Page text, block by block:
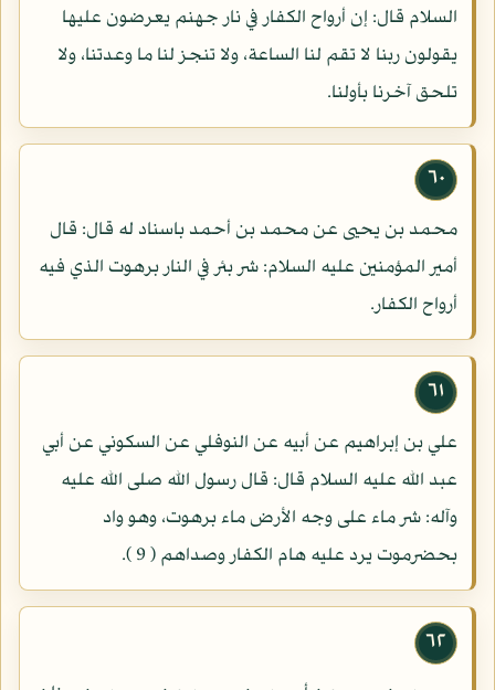
السلام قال: إن أرواح الكفار في نار جهنم يعرضون عليها
يقولون ربنا لا تقم لنا الساعة، ولا تنجز لنا ما وعدتنا، ولا
تلحق آخرنا بأولنا.
٦٠
محمد بن يحيى عن محمد بن أحمد باسناد له قال: قال
أمير المؤمنين عليه السلام: شر بئر في النار برهوت الذي فيه
أرواح الكفار.
٦١
علي بن إبراهيم عن أبيه عن النوفلي عن السكوني عن أبي
عبد الله عليه السلام قال: قال رسول الله صلى الله عليه
وآله: شر ماء على وجه الأرض ماء برهوت، وهو واد
بحضرموت يرد عليه هام الكفار وصداهم ( 9 ).
٦٢